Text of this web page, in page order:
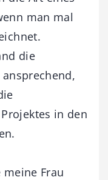
man mal
die
in den
Frau